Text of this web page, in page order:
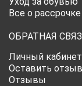
Все о
ОБРАТНАЯ
Личный кабинет
Оставить отзыв
Отзывы